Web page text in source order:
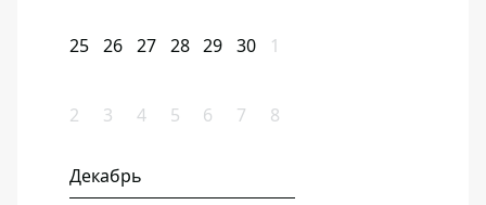
25 26 27 28 29 30 1
2 3 4 5 6 7 8
Декабрь